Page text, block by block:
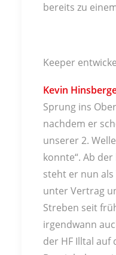
bereits zu
Keeper
Kevin
Sprung ins
nachdem er
unserer 2.
konnte“. Ab
steht er nun
unter Vertrag
Streben seit
irgendwann
der HF Illtal auf